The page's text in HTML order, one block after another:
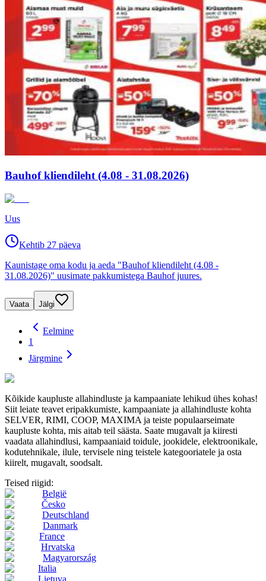
Bauhof kliendileht (4.08 - 31.08.2026)
Uus
Kehtib 27 päeva
Kaunistage oma kodu ja aeda "Bauhof kliendileht (4.08 -
31.08.2026)" uusimate pakkumistega Bauhof juures.
Vaata Jälgi
Eelmine
1
Järgmine
Kõikide kaupluste allahindluste ja kampaaniate lehikud ühes kohas!
Siit leiate teavet eripakkumiste, kampaaniate ja allahindluste kohta
SELVER, RIMI, COOP, MAXIMA ja teiste populaarseimate
kaupluste kohta, mis aitab teil säästa. Saate mugavalt ja kiiresti
vaadata allahindlusi, kampaaniaid toidule, jookidele, elektroonikale,
kodutehnikale, ilule, tervisele ning teistele kategooriatele ja osta
kiirelt, mugavalt, soodsalt.
Teised riigid:
België
Česko
Deutschland
Danmark
France
Hrvatska
Magyarország
Italia
Lietuva